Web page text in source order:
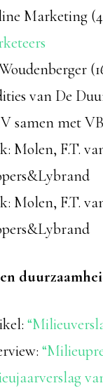
Marketing
van De
samen met
Molen, F.T.
Molen, F.T.